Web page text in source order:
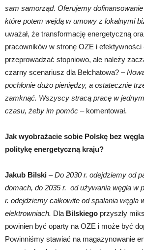
sam samorząd. Oferujemy
które potem wejdą w umowy z lokalnymi
uważał, że transformację energetyczną
pracowników w stronę OZE i
przeprowadzać stopniowo, ale należy
czarny scenariusz dla Bełchatowa? –
pochłonie dużo pieniędzy, a ostatecznie
zamknąć. Wszyscy stracą pracę w
czasu, żeby im pomóc – komentował.
Jak wyobrażacie sobie Polskę bez
politykę energetyczną kraju?
Jakub Bilski –Do 2030 r. odejdziemy od
domach, do 2035 r. od używania węgla w
r. odejdziemy całkowite od spalania węgla
elektrowniach. Dla Bilskiego przyszły
powinien być oparty na OZE i może być
Powinniśmy stawiać na magazynowanie